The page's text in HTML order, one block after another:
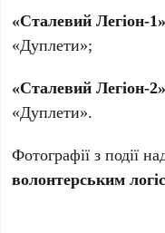
«Сталевий Легіон-1»
«Дуплети»;
«Сталевий Легіон-2»
«Дуплети».
Фотографії з події
волонтерським